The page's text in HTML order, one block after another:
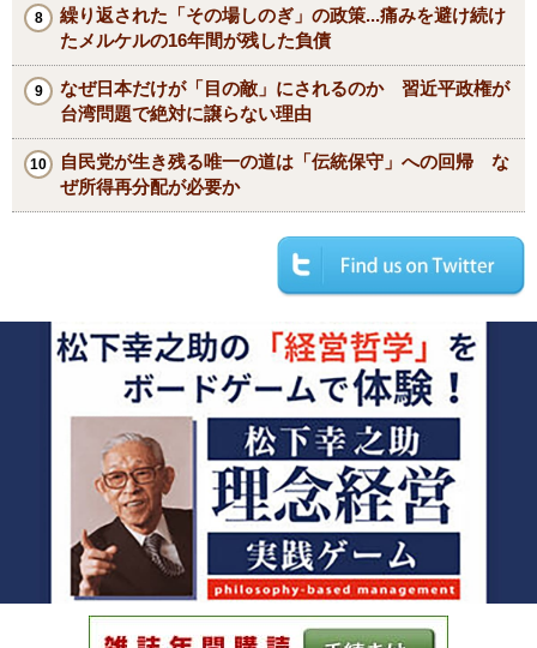
繰り返された「その場しのぎ」の政策...痛みを避け続け
たメルケルの16年間が残した負債
なぜ日本だけが「目の敵」にされるのか 習近平政権が
台湾問題で絶対に譲らない理由
自民党が生き残る唯一の道は「伝統保守」への回帰 な
ぜ所得再分配が必要か